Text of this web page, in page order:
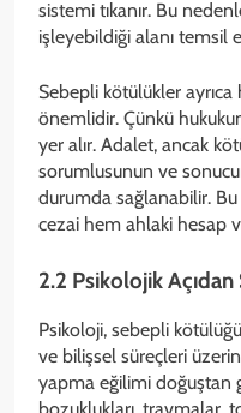
sistemi tıkanır. Bu
işleyebildiği alanı temsil
Sebepli kötülükler ayrıca
önemlidir. Çünkü
yer alır. Adalet, ancak
sorumlusunun ve
durumda sağlanabilir.
cezai hem ahlaki hesap
2.2 Psikolojik
Psikoloji, sebepli
ve bilişsel süreçleri
yapma eğilimi doğuştan